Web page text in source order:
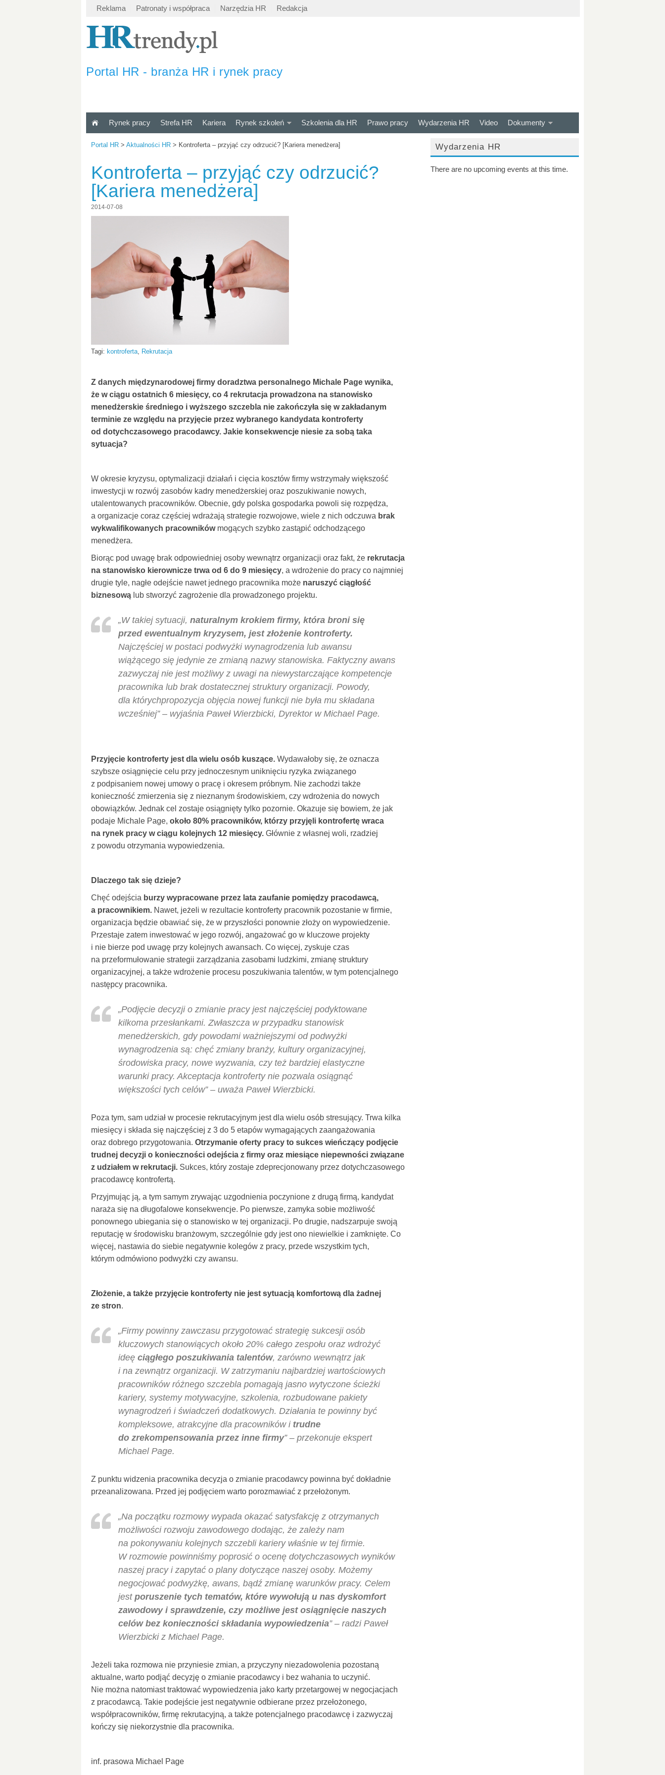
Reklama Patronaty i współpraca Narzędzia HR Redakcja
Portal HR - branża HR i rynek pracy
Rynek pracy Strefa HR Kariera Rynek szkoleń Szkolenia dla HR Prawo pracy Wydarzenia HR Video Dokumenty
Portal HR > Aktualności HR > Kontroferta – przyjąć czy odrzucić? [Kariera menedżera]
Kontroferta – przyjąć czy odrzucić?
[Kariera menedżera]
2014-07-08
Tagi: kontroferta, Rekrutacja
Z danych międzynarodowej firmy doradztwa personalnego Michale Page wynika,
że w ciągu ostatnich 6 miesięcy, co 4 rekrutacja prowadzona na stanowisko
menedżerskie średniego i wyższego szczebla nie zakończyła się w zakładanym
terminie ze względu na przyjęcie przez wybranego kandydata kontroferty
od dotychczasowego pracodawcy. Jakie konsekwencje niesie za sobą taka
sytuacja?
W okresie kryzysu, optymalizacji działań i cięcia kosztów firmy wstrzymały większość
inwestycji w rozwój zasobów kadry menedżerskiej oraz poszukiwanie nowych,
utalentowanych pracowników. Obecnie, gdy polska gospodarka powoli się rozpędza,
a organizacje coraz częściej wdrażają strategie rozwojowe, wiele z nich odczuwa brak
wykwalifikowanych pracownikówmogących szybko zastąpić odchodzącego
menedżera.
Biorąc pod uwagę brak odpowiedniej osoby wewnątrz organizacji oraz fakt, że rekrutacja
na stanowisko kierownicze trwa od 6 do 9 miesięcy, a wdrożenie do pracy co najmniej
drugie tyle, nagłe odejście nawet jednego pracownika może naruszyć ciągłość
biznesową lub stworzyć zagrożenie dla prowadzonego projektu.
„W takiej sytuacji, naturalnym krokiem firmy, która broni się
przed ewentualnym kryzysem, jest złożenie kontroferty.
Najczęściej w postaci podwyżki wynagrodzenia lub awansu
wiążącego się jedynie ze zmianą nazwy stanowiska. Faktyczny awans
zazwyczaj nie jest możliwy z uwagi na niewystarczające kompetencje
pracownika lub brak dostatecznej struktury organizacji. Powody,
dla którychpropozycja objęcia nowej funkcji nie była mu składana
wcześniej” – wyjaśnia Paweł Wierzbicki, Dyrektor w Michael Page.
Przyjęcie kontroferty jest dla wielu osób kuszące. Wydawałoby się, że oznacza
szybsze osiągnięcie celu przy jednoczesnym uniknięciu ryzyka związanego
z podpisaniem nowej umowy o pracę i okresem próbnym. Nie zachodzi także
konieczność zmierzenia się z nieznanym środowiskiem, czy wdrożenia do nowych
obowiązków. Jednak cel zostaje osiągnięty tylko pozornie. Okazuje się bowiem, że jak
podaje Michale Page, około 80% pracowników, którzy przyjęli kontrofertę wraca
na rynek pracy w ciągu kolejnych 12 miesięcy. Głównie z własnej woli, rzadziej
z powodu otrzymania wypowiedzenia.
Dlaczego tak się dzieje?
Chęć odejścia burzy wypracowane przez lata zaufanie pomiędzy pracodawcą,
a pracownikiem. Nawet, jeżeli w rezultacie kontroferty pracownik pozostanie w firmie,
organizacja będzie obawiać się, że w przyszłości ponownie złoży on wypowiedzenie.
Przestaje zatem inwestować w jego rozwój, angażować go w kluczowe projekty
i nie bierze pod uwagę przy kolejnych awansach. Co więcej, zyskuje czas
na przeformułowanie strategii zarządzania zasobami ludzkimi, zmianę struktury
organizacyjnej, a także wdrożenie procesu poszukiwania talentów, w tym potencjalnego
następcy pracownika.
„Podjęcie decyzji o zmianie pracy jest najczęściej podyktowane
kilkoma przesłankami. Zwłaszcza w przypadku stanowisk
menedżerskich, gdy powodami ważniejszymi od podwyżki
wynagrodzenia są: chęć zmiany branży, kultury organizacyjnej,
środowiska pracy, nowe wyzwania, czy też bardziej elastyczne
warunki pracy. Akceptacja kontroferty nie pozwala osiągnąć
większości tych celów” – uważa Paweł Wierzbicki.
Poza tym, sam udział w procesie rekrutacyjnym jest dla wielu osób stresujący. Trwa kilka
miesięcy i składa się najczęściej z 3 do 5 etapów wymagających zaangażowania
oraz dobrego przygotowania. Otrzymanie oferty pracy to sukces wieńczący podjęcie
trudnej decyzji o konieczności odejścia z firmy oraz miesiące niepewności związane
z udziałem w rekrutacji. Sukces, który zostaje zdeprecjonowany przez dotychczasowego
pracodawcę kontrofertą.
Przyjmując ją, a tym samym zrywając uzgodnienia poczynione z drugą firmą, kandydat
naraża się na długofalowe konsekwencje. Po pierwsze, zamyka sobie możliwość
ponownego ubiegania się o stanowisko w tej organizacji. Po drugie, nadszarpuje swoją
reputację w środowisku branżowym, szczególnie gdy jest ono niewielkie i zamknięte. Co
więcej, nastawia do siebie negatywnie kolegów z pracy, przede wszystkim tych,
którym odmówiono podwyżki czy awansu.
Złożenie, a także przyjęcie kontroferty nie jest sytuacją komfortową dla żadnej
ze stron.
„Firmy powinny zawczasu przygotować strategię sukcesji osób
kluczowych stanowiących około 20% całego zespołu oraz wdrożyć
ideę ciągłego poszukiwania talentów, zarówno wewnątrz jak
i na zewnątrz organizacji. W zatrzymaniu najbardziej wartościowych
pracowników różnego szczebla pomagają jasno wytyczone ścieżki
kariery, systemy motywacyjne, szkolenia, rozbudowane pakiety
wynagrodzeń i świadczeń dodatkowych. Działania te powinny być
kompleksowe, atrakcyjne dla pracowników itrudne
do zrekompensowania przez inne firmy” – przekonuje ekspert
Michael Page.
Z punktu widzenia pracownika decyzja o zmianie pracodawcy powinna być dokładnie
przeanalizowana. Przed jej podjęciem warto porozmawiać z przełożonym.
„Na początku rozmowy wypada okazać satysfakcję z otrzymanych
możliwości rozwoju zawodowego dodając, że zależy nam
na pokonywaniu kolejnych szczebli kariery właśnie w tej firmie.
W rozmowie powinniśmy poprosić o ocenę dotychczasowych wyników
naszej pracy i zapytać o plany dotyczące naszej osoby. Możemy
negocjować podwyżkę, awans, bądź zmianę warunków pracy. Celem
jestporuszenie tych tematów, które wywołują u nas dyskomfort
zawodowy i sprawdzenie, czy możliwe jest osiągnięcie naszych
celów bez konieczności składania wypowiedzenia” – radzi Paweł
Wierzbicki z Michael Page.
Jeżeli taka rozmowa nie przyniesie zmian, a przyczyny niezadowolenia pozostaną
aktualne, warto podjąć decyzję o zmianie pracodawcy i bez wahania to uczynić.
Nie można natomiast traktować wypowiedzenia jako karty przetargowej w negocjacjach
z pracodawcą. Takie podejście jest negatywnie odbierane przez przełożonego,
współpracowników, firmę rekrutacyjną, a także potencjalnego pracodawcę i zazwyczaj
kończy się niekorzystnie dla pracownika.
inf. prasowa Michael Page
Wydarzenia HR
There are no upcoming events at this time.